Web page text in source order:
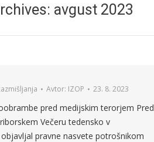
avgust 2023
Avtor: IZOP 23. 8. 2023
pred medijskim terorjem Pred
Večeru tedensko v
pravne nasvete potrošnikom